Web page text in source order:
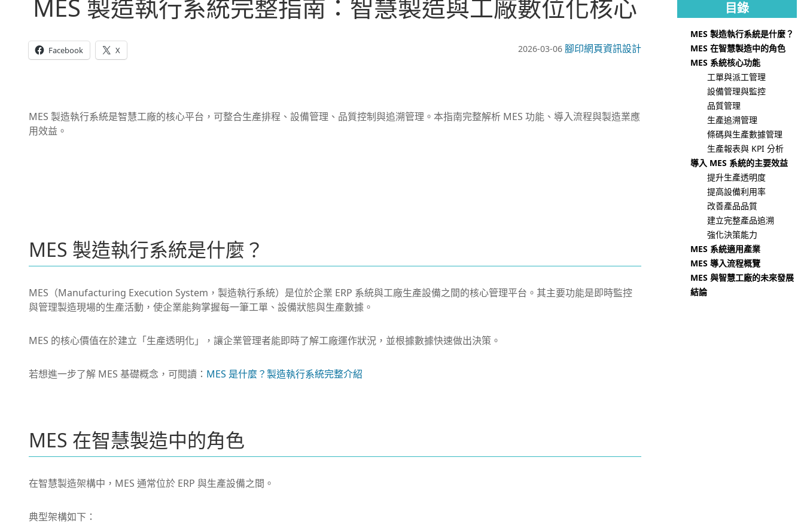
MES 製造執行系統完整指南：智慧製造與工廠數位化核心
Facebook X 2026-03-06 腳印網頁資訊設計
MES 製造執行系統是智慧工廠的核心平台，可整合生產排程、設備管理、品質控制與追溯管理。本指南完整解析 MES 功能、導入流程與製造業應
用效益。
MES 製造執行系統是什麼？
MES（Manufacturing Execution System，製造執行系統）是位於企業 ERP 系統與工廠生產設備之間的核心管理平台。其主要功能是即時監控
與管理製造現場的生產活動，使企業能夠掌握每一筆工單、設備狀態與生產數據。
MES 的核心價值在於建立「生產透明化」，讓企業管理者能即時了解工廠運作狀況，並根據數據快速做出決策。
若想進一步了解 MES 基礎概念，可閱讀： MES 是什麼？製造執行系統完整介紹
MES 在智慧製造中的角色
在智慧製造架構中，MES 通常位於 ERP 與生產設備之間。
典型架構如下：
目錄
MES 製造執行系統是什麼？
MES 在智慧製造中的角色
MES 系統核心功能
工單與派工管理
設備管理與監控
品質管理
生產追溯管理
條碼與生產數據管理
生產報表與 KPI 分析
導入 MES 系統的主要效益
提升生產透明度
提高設備利用率
改善產品品質
建立完整產品追溯
強化決策能力
MES 系統適用產業
MES 導入流程概覽
MES 與智慧工廠的未來發展
結論